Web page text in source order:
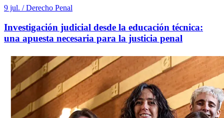
9 jul. / Derecho Penal
Investigación judicial desde la educación técnica:
una apuesta necesaria para la justicia penal